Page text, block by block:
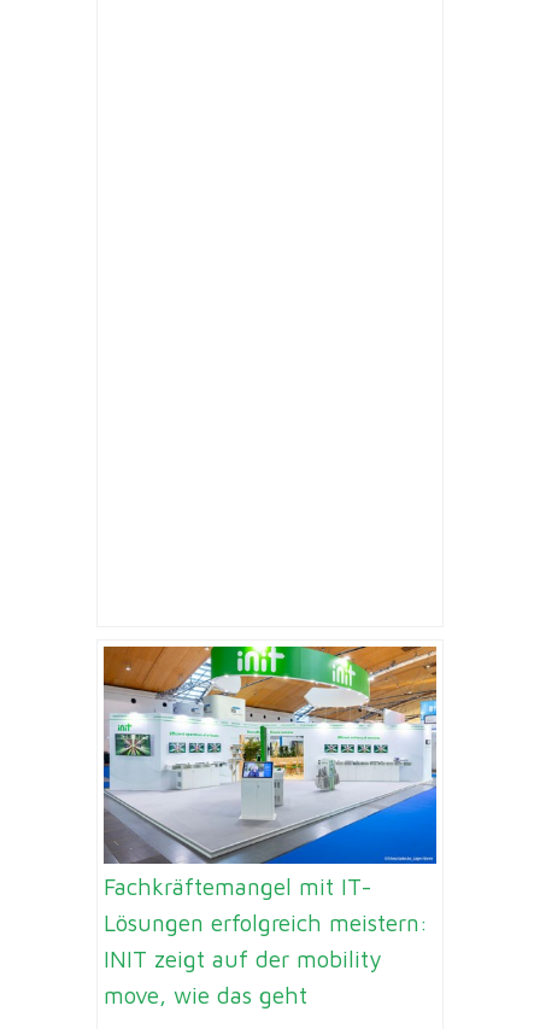
Fachkräftemangel mit IT-
Lösungen erfolgreich meistern:
INIT zeigt auf der mobility
move, wie das geht